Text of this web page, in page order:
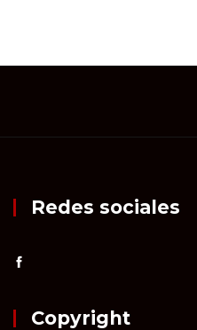
Redes sociales
Copyright